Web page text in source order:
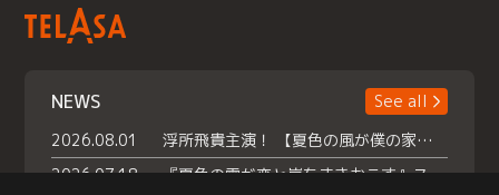
NEWS
See all
2026.08.01
浮所飛貴主演！ 【夏色の風が僕の家にやってきた】 本日よりテラサで独占配信スタート！
2026.07.18
『夏色の雲が恋と嵐をまきおこす』スペシャルメイキング 【Part1】2026年７月18日（土）23時30分～配信スタート！話題のシーンの裏側を大公開！豪華キャスト大集合！ 『武宮家 真夏の家族会議』開催！